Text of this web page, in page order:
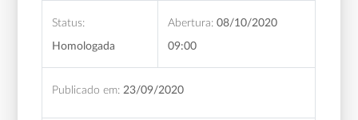
Status:
Homologada
Abertura: 08/10/2020
09:00
Publicado em: 23/09/2020